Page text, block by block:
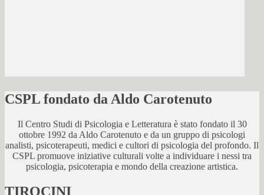
CSPL fondato da Aldo Carotenuto
Il Centro Studi di Psicologia e Letteratura è stato fondato il 30
ottobre 1992 da Aldo Carotenuto e da un gruppo di psicologi
analisti, psicoterapeuti, medici e cultori di psicologia del profondo. Il
CSPL promuove iniziative culturali volte a individuare i nessi tra
psicologia, psicoterapia e mondo della creazione artistica.
TIROCINI